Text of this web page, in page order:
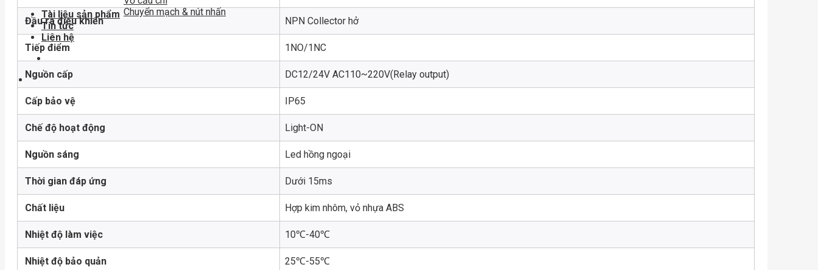
Chuyển mạch & nút nhấn
Tài liệu sản phẩm
Tin tức
Liên hệ
Đầu ra điều khiển NPN Collector hở
Tiếp điểm 1NO/1NC
Nguồn cấp DC12/24V AC110~220V(Relay output)
Cấp bảo vệ IP65
Chế độ hoạt động Light-ON
Nguồn sáng Led hồng ngoại
Thời gian đáp ứng Dưới 15ms
Chất liệu Hợp kim nhôm, vỏ nhựa ABS
Nhiệt độ làm việc 10℃-40℃
Nhiệt độ bảo quản 25℃-55℃